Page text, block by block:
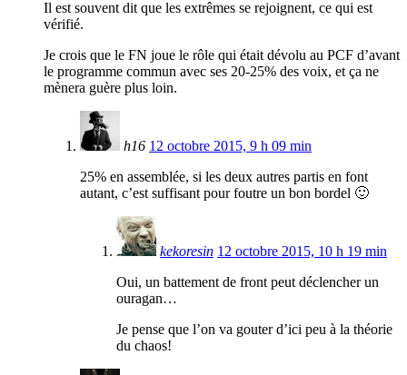
Il est souvent dit que les extrêmes se rejoignent, ce qui est
vérifié.
Je crois que le FN joue le rôle qui était dévolu au PCF d’avant
le programme commun avec ses 20-25% des voix, et ça ne
mènera guère plus loin.
h16 12 octobre 2015, 9 h 09 min
25% en assemblée, si les deux autres partis en font
autant, c’est suffisant pour foutre un bon bordel 🙂
kekoresin 12 octobre 2015, 10 h 19 min
Oui, un battement de front peut déclencher un
ouragan…
Je pense que l’on va gouter d’ici peu à la théorie
du chaos!